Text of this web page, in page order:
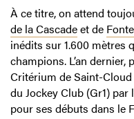
À ce titre, on attend
de la Cascadeet de
inédits sur 1.600 mètres
champions. L’an dernier,
Critérium de Saint-Cloud
du Jockey Club (Gr1) par
pour ses débuts dans le